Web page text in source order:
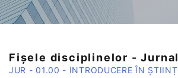
Fișele disciplinelor -
JUR - 01.00 - INTRODUCERE ÎN